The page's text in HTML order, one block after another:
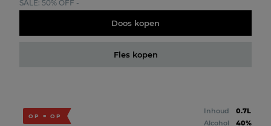
SALE: 50% OFF -
Doos kopen
Fles kopen
OP = OP
Inhoud
0.7L
Alcohol
40%